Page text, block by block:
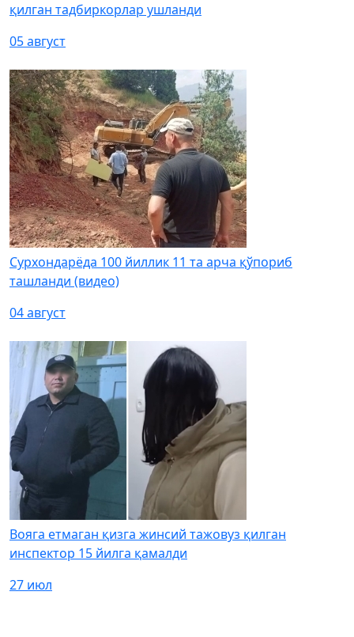
қилган тадбиркорлар ушланди
05 август
Сурхондарёда 100 йиллик 11 та арча қўпориб
ташланди (видео)
04 август
Вояга етмаган қизга жинсий тажовуз қилган
инспектор 15 йилга қамалди
27 июл